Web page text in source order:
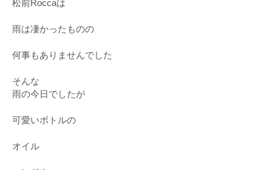
松前Roccaは
雨は凄かったものの
何事もありませんでした
そんな
雨の今日でしたが
可愛いボトルの
オイル